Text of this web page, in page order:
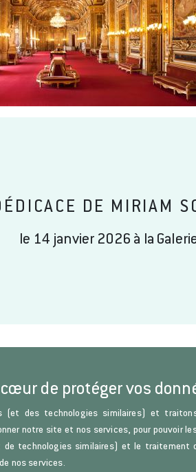
DE MIRIAM
le 14 janvier 2026 à la
de protéger vos
(et des technologies similaires) et
notre site et nos services, pour pouvoir
technologies similaires) et le traitement
nos services.